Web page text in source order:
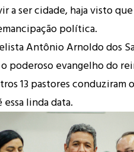
a ser cidade, haja visto
política.
Antônio Arnoldo dos
poderoso evangelho do
13 pastores conduziram
linda data.